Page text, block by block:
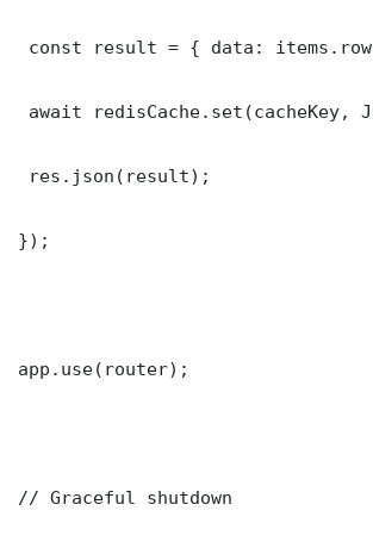
const result = { data:
await
res.json(result);
});
app.use(router);
// Graceful shutdown